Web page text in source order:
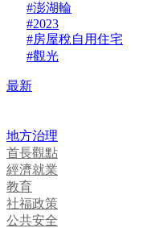
#澎湖輪
#2023
#房屋稅自用住宅
#觀光
最新
地方治理
首長觀點
經濟就業
教育
社福政策
公共安全